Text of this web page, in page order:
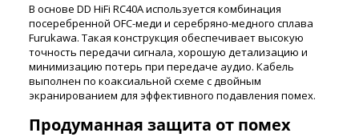
В основе DD HiFi RC40A используется комбинация
посеребренной OFC-меди и серебряно-медного сплава
Furukawa. Такая конструкция обеспечивает высокую
точность передачи сигнала, хорошую детализацию и
минимизацию потерь при передаче аудио. Кабель
выполнен по коаксиальной схеме с двойным
экранированием для эффективного подавления помех.
Продуманная защита от помех